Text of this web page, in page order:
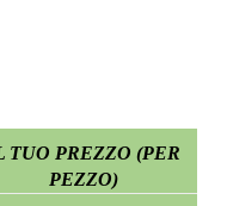
TUO PREZZO (PER
PEZZO)